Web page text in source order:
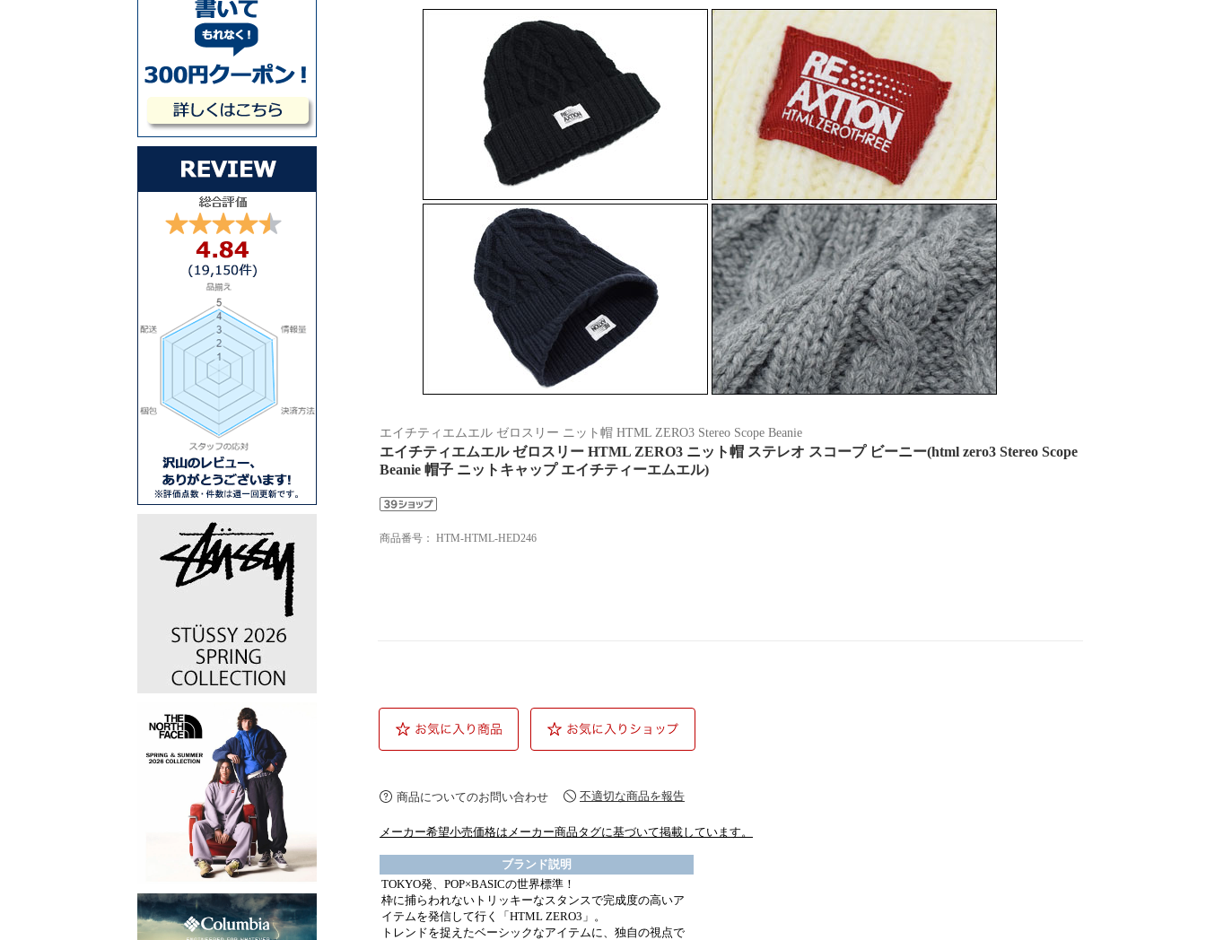
エイチティエムエル ゼロスリー ニット帽 HTML ZERO3 Stereo Scope Beanie
エイチティエムエル ゼロスリー HTML ZERO3 ニット帽 ステレオ スコープ ビーニー(html zero3 Stereo Scope
Beanie 帽子 ニットキャップ エイチティーエムエル)
商品番号： HTM-HTML-HED246
商品についてのお問い合わせ 不適切な商品を報告
メーカー希望小売価格はメーカー商品タグに基づいて掲載しています。
ブランド説明
TOKYO発、POP×BASICの世界標準！
枠に捕らわれないトリッキーなスタンスで完成度の高いア
イテムを発信して行く「HTML ZERO3」。
トレンドを捉えたベーシックなアイテムに、独自の視点で